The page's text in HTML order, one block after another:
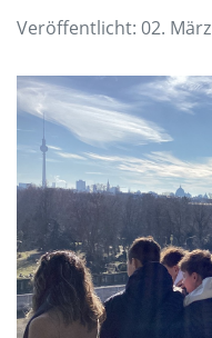
Veröffentlicht: 02.